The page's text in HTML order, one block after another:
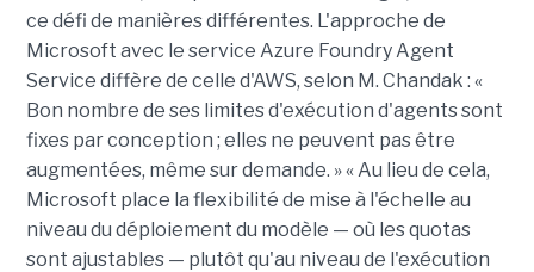
ce défi de manières différentes. L'approche de
Microsoft avec le service Azure Foundry Agent
Service diffère de celle d'AWS, selon M. Chandak : «
Bon nombre de ses limites d'exécution d'agents sont
fixes par conception ; elles ne peuvent pas être
augmentées, même sur demande. » « Au lieu de cela,
Microsoft place la flexibilité de mise à l'échelle au
niveau du déploiement du modèle — où les quotas
sont ajustables — plutôt qu'au niveau de l'exécution